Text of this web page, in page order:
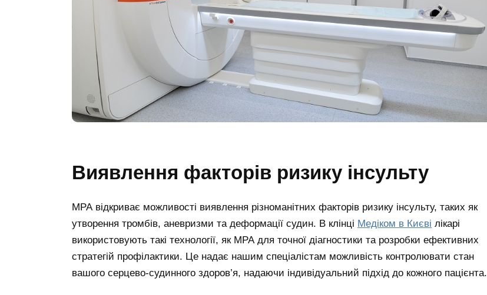
Виявлення факторів ризику інсульту
МРА відкриває можливості виявлення різноманітних факторів ризику інсульту, таких як
утворення тромбів, аневризми та деформації судин. В клінці Медіком в Києві лікарі
використовують такі технології, як МРА для точної діагностики та розробки ефективних
стратегій профілактики. Це надає нашим спеціалістам можливість контролювати стан
вашого серцево-судинного здоров’я, надаючи індивідуальний підхід до кожного пацієнта.